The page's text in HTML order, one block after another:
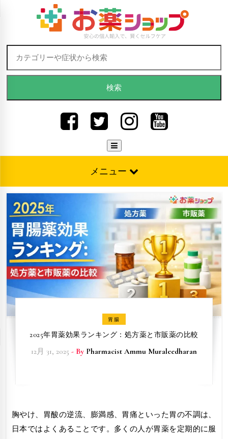
Skip to content
検索:
メニュー
胃腸
2025年胃薬効果ランキング：処方薬と市販薬の比較
12月 31, 2025 - By Pharmacist Ammu Muraleedharan
胸やけ、胃酸の逆流、膨満感、胃痛といった胃の不調は、
日本ではよくあることです。多くの人が胃薬を定期的に服